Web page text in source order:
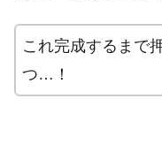
これ完成するまで
つ…！